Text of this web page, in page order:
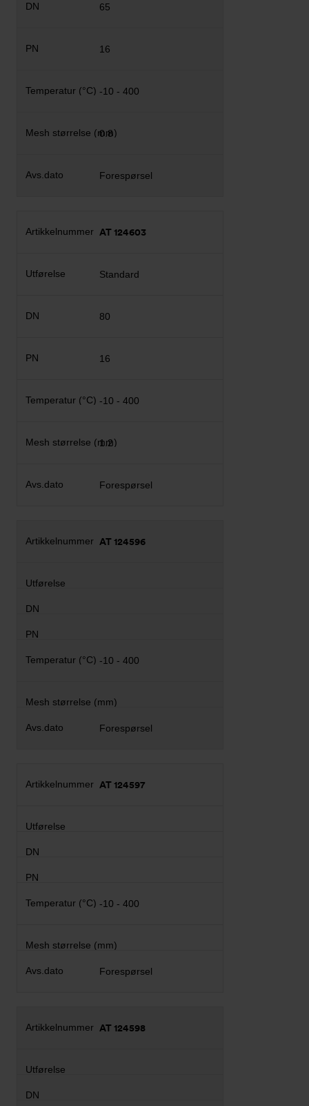
65
16
-10 - 400
0.8
Forespørsel
AT 124603
Standard
80
16
-10 - 400
1.2
Forespørsel
AT 124596
-10 - 400
Forespørsel
AT 124597
-10 - 400
Forespørsel
AT 124598